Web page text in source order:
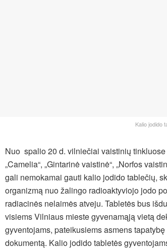
Kalio jodido
Nuo spalio 20 d. vilniečiai vaistinių tinkluose
„Camelia“, „Gintarinė vaistinė“, „Norfos
gali nemokamai gauti kalio jodido tablečių,
organizmą nuo žalingo radioaktyviojo jodo
radiacinės nelaimės atveju. Tabletės bus
visiems Vilniaus mieste gyvenamąją vietą
gyventojams, pateikusiems asmens
dokumentą. Kalio jodido tabletės